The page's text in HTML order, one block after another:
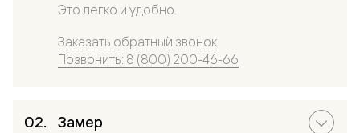
Это легко и удобно.
Заказать обратный звонок
Позвонить: 8 (800) 200-46-66
Замер